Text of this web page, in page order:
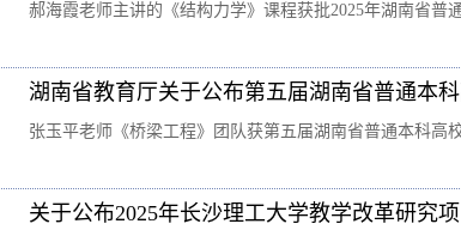
郝海霞老师主讲的《结构力学》课程获批2025年湖南省普
湖南省教育厅关于公布第五届湖南省普通本
张玉平老师《桥梁工程》团队获第五届湖南省普通本科高
关于公布2025年长沙理工大学教学改革研究